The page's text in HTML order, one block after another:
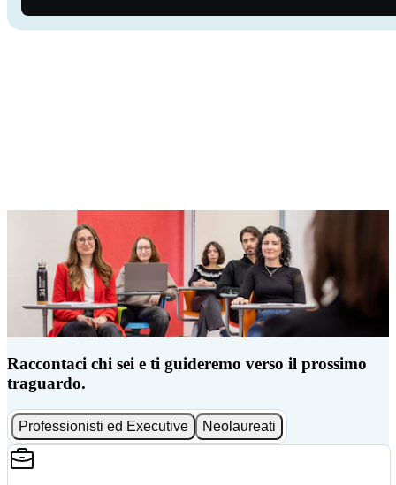
Raccontaci chi sei e ti guideremo verso il prossimo
traguardo.
Professionisti ed Executive Neolaureati